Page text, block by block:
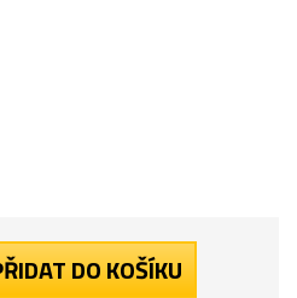
DO KOŠÍKU